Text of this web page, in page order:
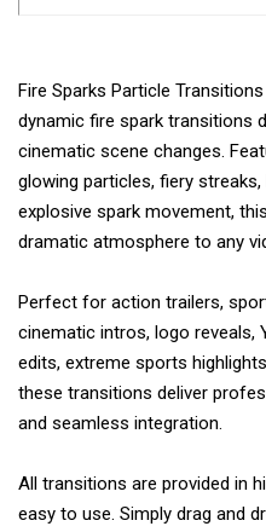
Fire Sparks Particle
dynamic fire spark transitions
cinematic scene changes.
glowing particles, fiery
explosive spark movement,
dramatic atmosphere to any
Perfect for action trailers,
cinematic intros, logo reveals,
edits, extreme sports
these transitions deliver
and seamless integration.
All transitions are provided in
easy to use. Simply drag and